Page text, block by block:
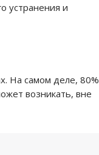
устранения и
На самом деле, 80%
возникать, вне